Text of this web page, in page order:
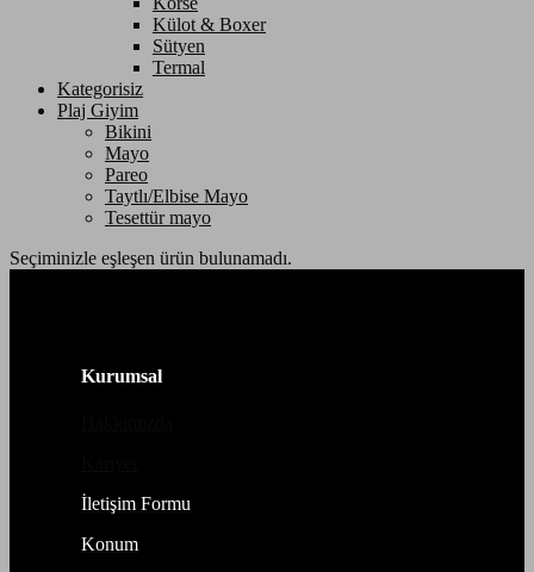
Külot & Boxer
Sütyen
Termal
Kategorisiz
Plaj Giyim
Bikini
Mayo
Pareo
Taytlı/Elbise Mayo
Tesettür mayo
Seçiminizle eşleşen ürün bulunamadı.
Kurumsal
İletişim Formu
Konum